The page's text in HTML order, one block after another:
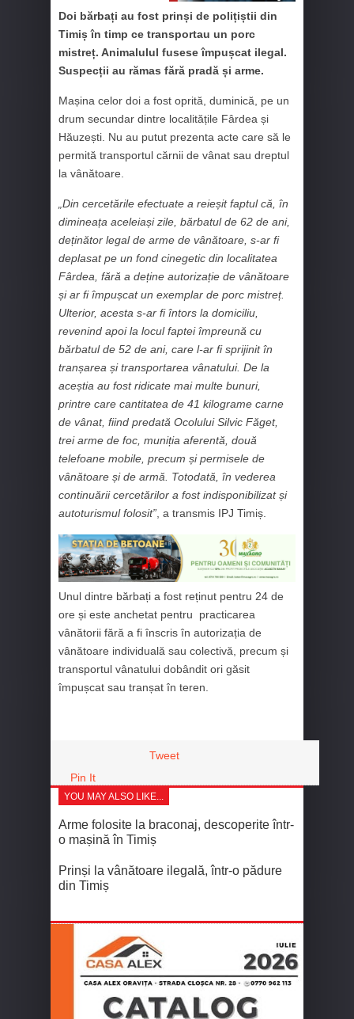
Doi bărbați au fost prinși de polițiștii din
Timiș în timp ce transportau un porc
mistreț. Animalulul fusese împușcat ilegal.
Suspecții au rămas fără pradă și arme.
Mașina celor doi a fost oprită, duminică, pe un
drum secundar dintre localitățile Fârdea și
Hăuzești. Nu au putut prezenta acte care să le
permită transportul cărnii de vânat sau dreptul
la vânătoare.
„Din cercetările efectuate a reieșit faptul că, în
dimineața aceleiași zile, bărbatul de 62 de ani,
deținător legal de arme de vânătoare, s-ar fi
deplasat pe un fond cinegetic din localitatea
Fârdea, fără a deține autorizație de vânătoare
și ar fi împușcat un exemplar de porc mistreț.
Ulterior, acesta s-ar fi întors la domiciliu,
revenind apoi la locul faptei împreună cu
bărbatul de 52 de ani, care l-ar fi sprijinit în
tranșarea și transportarea vânatului. De la
aceștia au fost ridicate mai multe bunuri,
printre care cantitatea de 41 kilograme carne
de vânat, fiind predată Ocolului Silvic Făget,
trei arme de foc, muniția aferentă, două
telefoane mobile, precum și permisele de
vânătoare și de armă. Totodată, în vederea
continuării cercetărilor a fost indisponibilizat și
autoturismul folosit” , a transmis IPJ Timiș.
Unul dintre bărbați a fost reținut pentru 24 de
ore și este anchetat pentru practicarea
vânătorii fără a fi înscris în autorizația de
vânătoare individuală sau colectivă, precum și
transportul vânatului dobândit ori găsit
împușcat sau tranșat în teren.
Tweet
Pin It
YOU MAY ALSO LIKE...
Arme folosite la braconaj, descoperite într-
o mașină în Timiș
Prinși la vânătoare ilegală, într-o pădure
din Timiș